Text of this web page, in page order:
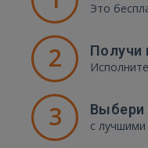
Это
2 Получи
3 Выбери
с